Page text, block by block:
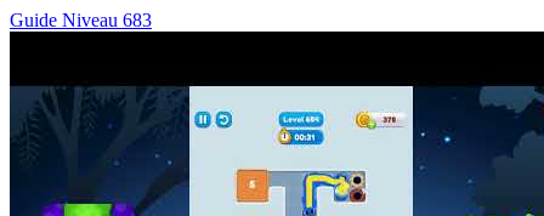
Guide Niveau 683